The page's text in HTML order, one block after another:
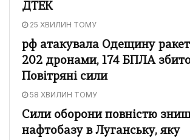
ДТЕК
25 ХВИЛИН ТОМУ
рф атакувала Одещину
202 дронами, 174 БПЛА
Повітряні сили
58 ХВИЛИН ТОМУ
Сили оборони повністю
нафтобазу в Луганську, яку